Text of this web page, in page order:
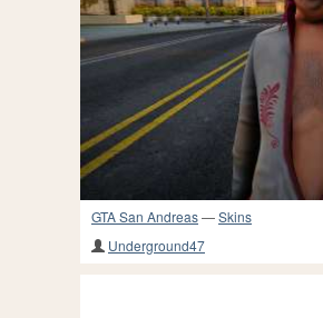
GTA San Andreas—Skins
Underground47